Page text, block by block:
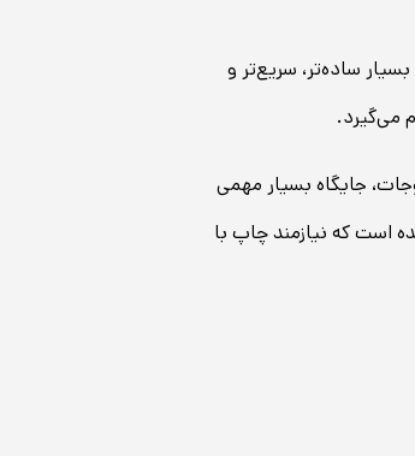
ساده‌تر، سریع‌تر و
می‌گیرد.
جایگاه بسیار مهمی
است که نیازمند چاپ با